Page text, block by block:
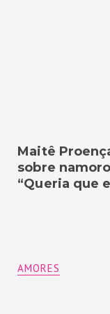
Maitê
sobre
“Queria que
AMORES